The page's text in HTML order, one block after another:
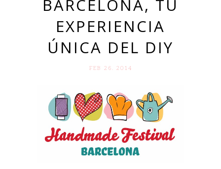
BARCELONA, TU
EXPERIENCIA
ÚNICA DEL DIY
FEB 26. 2014